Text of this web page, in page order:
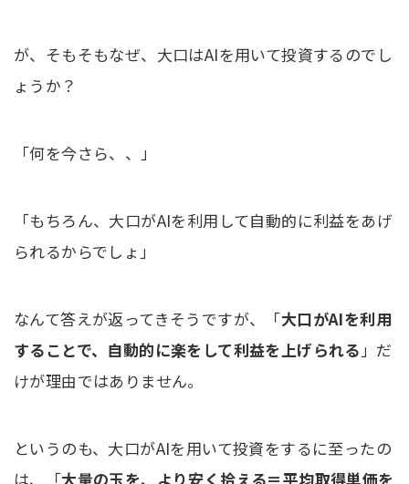
が、そもそもなぜ、大口はAIを用いて投資するのでし
ょうか？
「何を今さら、、」
「もちろん、大口がAIを利用して自動的に利益をあげ
られるからでしょ」
なんて答えが返ってきそうですが、「大口がAIを利用
することで、自動的に楽をして利益を上げられる」だ
けが理由ではありません。
というのも、大口がAIを用いて投資をするに至ったの
は、「大量の玉を、より安く拾える＝平均取得単価を